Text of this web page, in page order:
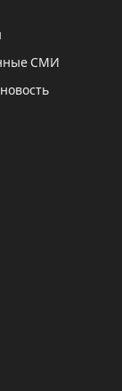
Якутии.
другом
миллионов